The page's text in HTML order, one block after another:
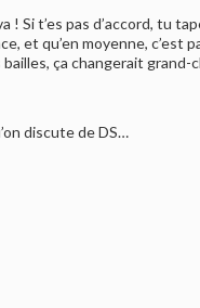
! Si t’es pas d’accord, tu
et qu’en moyenne,
ça changerait grand-
discute de DS…